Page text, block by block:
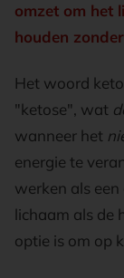
omzet om het
houden
Het woord
"ketose", wat
wanneer het
energie te
werken als
lichaam als de
optie is om op